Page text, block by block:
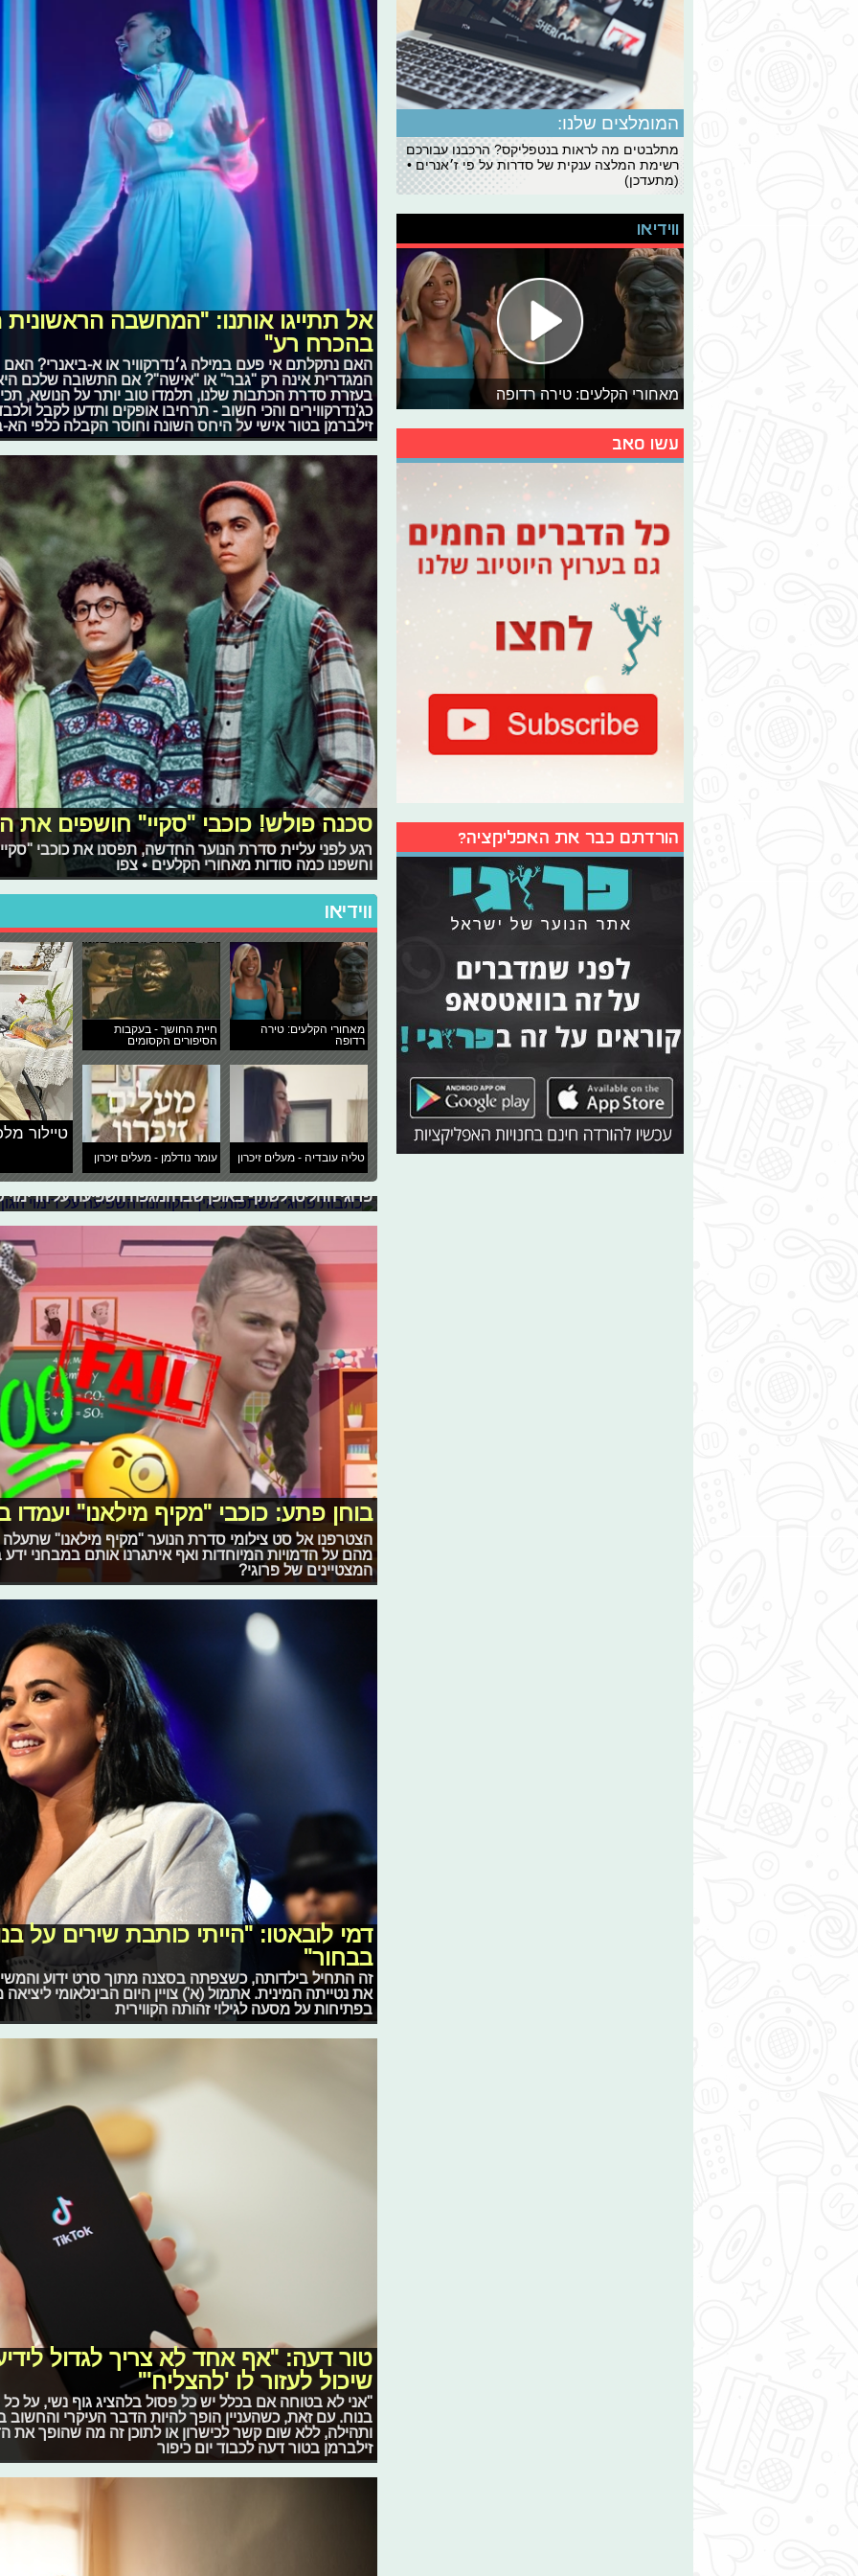
אל תתייגו אותנו: "המחשבה הראשונית
בהכרח רע"
האם נתקלתם אי פעם במילה ג׳נדרקוויר או א-ביאנרי?
המגדרית אינה רק "גבר" או "אישה"? אם התשובה שלכם היא
בעזרת סדרת הכתבות שלנו, תלמדו טוב יותר על הנושא,
כג'נדרקווירים והכי חשוב - תרחיבו אופקים ותדעו לקבל
זילברמן בטור אישי על היחס השונה וחוסר הקבלה כלפי
סכנה פולש! כוכבי "סקיי" חושפים את
רגע לפני עליית סדרת הנוער החדשה, תפסנו את כוכבי
וחשפנו כמה סודות מאחורי הקלעים • צפו
ווידיאו
מאחורי הקלעים: טירה
רדופה
חיית החושך - בעקבות
הסיפורים הקסומים
טליה עובדיה - מעלים זיכרון עומר נודלמן - מעלים זיכרון
טיילור
כתבות פרוגי משתפות: איך הקורונה
כולנו מקווים שמשבר הקורונה מתקרב לסיומו, אך לא
למגפה עלינו ועל החיים שלנו. אחד ההיבטים של ההשפעה הזו
וצעירות רבים, שלעיתים נפגע כתוצאה מהריחוק החברתי
פרוגי החליטו לשתף באופן שבו המגפה השפיעה על הדימוי
בוחן פתע: כוכבי "מקיף מילאנו" יעמדו
הצטרפנו אל סט צילומי סדרת הנוער "מקיף מילאנו"
מהם על הדמויות המיוחדות ואף איתגרנו אותם במבחני
המצטיינים של פרוגי?
דמי לובאטו: "הייתי כותבת שירים על
בבחור"
זה התחיל בילדותה, כשצפתה בסצנה מתוך סרט ידוע
את נטייתה המינית. אתמול (א') צויין היום הבינלאומי
בפתיחות על מסעה לגילוי זהותה הקווירית
טור דעה: "אף אחד לא צריך לגדול
שיכול לעזור לו 'להצליח'"
"אני לא בטוחה אם בכלל יש כל פסול בלהציג גוף נשי, על
בנוח. עם זאת, כשהעניין הופך להיות הדבר העיקרי
ותהילה, ללא שום קשר לכישרון או לתוכן זה מה שהופך את
זילברמן בטור דעה לכבוד יום כיפור
המומלצים שלנו:
מתלבטים מה לראות בנטפליקס? הרכבנו עבורכם
רשימת המלצה ענקית של סדרות על פי ז׳אנרים •
(מתעדכן)
ווידיאו
מאחורי הקלעים: טירה רדופה
עשו סאב
הורדתם כבר את האפליקציה?